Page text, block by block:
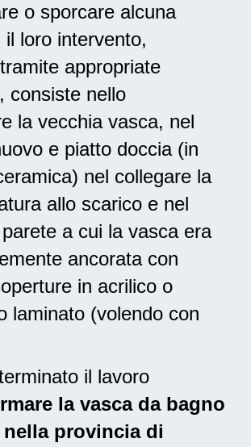
o sporcare alcuna
il loro intervento,
appropriate
consiste nello
la vecchia vasca, nel
e piatto doccia (in
nel collegare la
allo scarico e nel
a cui la vasca era
ancorata con
in acrilico o
laminato (volendo con
il lavoro
la vasca da bagno
provincia di